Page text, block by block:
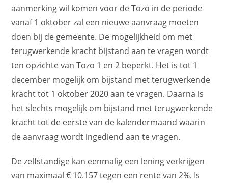
aanmerking wil komen voor de Tozo in de periode
vanaf 1 oktober zal een nieuwe aanvraag moeten
doen bij de gemeente. De mogelijkheid om met
terugwerkende kracht bijstand aan te vragen wordt
ten opzichte van Tozo 1 en 2 beperkt. Het is tot 1
december mogelijk om bijstand met terugwerkende
kracht tot 1 oktober 2020 aan te vragen. Daarna is
het slechts mogelijk om bijstand met terugwerkende
kracht tot de eerste van de kalendermaand waarin
de aanvraag wordt ingediend aan te vragen.
De zelfstandige kan eenmalig een lening verkrijgen
van maximaal € 10.157 tegen een rente van 2%. Is